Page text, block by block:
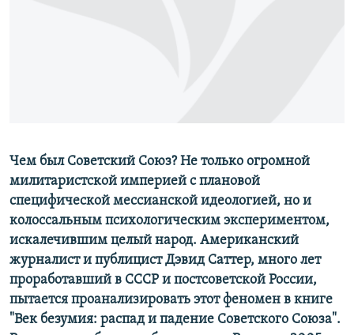
Все сайты РСЕ/РС
Чем был Советский Союз? Не только огромной
милитаристской империей с плановой
специфической мессианской идеологией, но и
колоссальным психологическим экспериментом,
искалечившим целый народ. Американский
журналист и публицист Дэвид Саттер, много лет
проработавший в СССР и постсоветской России,
пытается проанализировать этот феномен в книге
"Век безумия: распад и падение Советского Союза".